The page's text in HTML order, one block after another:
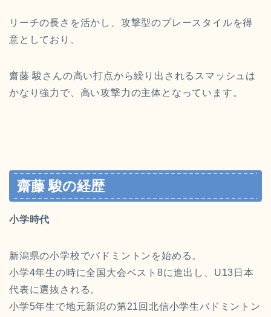
リーチの長さを活かし、攻撃型のプレースタイルを得
意としており、
齋藤 駿さんの高い打点から繰り出されるスマッシュは
かなり強力で、高い攻撃力の主体となっています。
齋藤 駿の経歴
小学時代
新潟県の小学校でバドミントンを始める。
小学4年生の時に全国大会ベスト8に進出し、U13日本
代表に選抜される。
小学5年生で地元新潟の第21回北信小学生バドミントン